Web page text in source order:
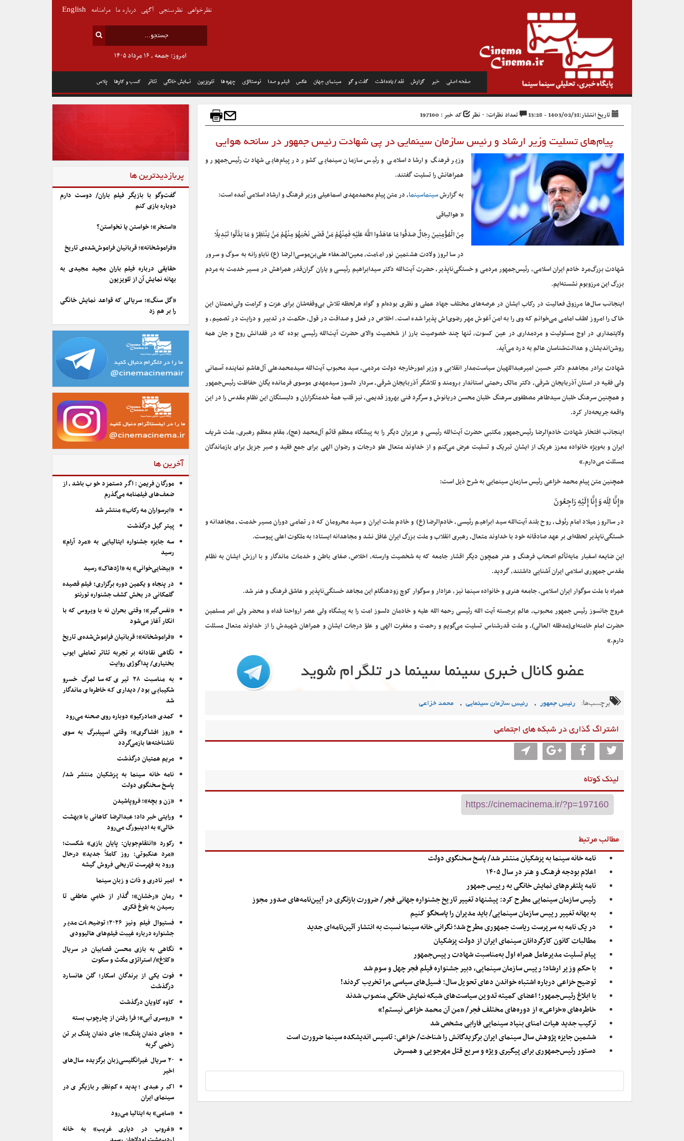
صفحه اصلی خبر گزارش نقد / یادداشت گفت و گو سینمای جهان عکس فیلم و صدا نوستالژی چهره ها تلویزیون نمایش خانگی تئاتر کسب و کارها پلاس
امروز: جمعه , ۱۶ مرداد ۱۴۰۵
نظرخواهی نظرسنجی آگهی درباره ما مرامنامه English
تاریخ انتشار:1403/02/31 - 13:28 تعداد نظرات: ۰ نظر کد خبر : 197160
پیام‌های تسلیت وزیر ارشاد و رئیس سازمان سینمایی در پی شهادت رئیس جمهور در سانحه هوایی
وزیر فرهنگ و ارشاد اسلامی و رئیس سازمان سینمایی کشور در پیام‌هایی شهادت رئیس‌جمهور و
همراهانش را تسلیت گفتند.
به گزارشسینماسینما، در متن پیام محمدمهدی اسماعیلی وزیر فرهنگ و ارشاد اسلامی آمده است:
« هوالباقی
مِنَ الْمُؤْمِنِینَ رِجَالٌ صَدَقُوا مَا عَاهَدُوا اللَّهَ عَلَیْهِ فَمِنْهُمْ مَنْ قَضَی نَحْبَهُوَ مِنْهُمْ مَنْ یَنْتَظِرُ وَ مَا بَدَّلُوا تَبْدِیلًا
در سالروز ولادت هشتمین نور امامت، معین‌الضعفاء علی‌بن‌موسی‌الرضا (ع) ناباورانه به سوگ و سرور
شهادت بزرگ‌مرد خادم ایران اسلامی، رئیس‌جمهور مردمی و خستگی‌ناپذیر، حضرت آیت‌الله دکتر سیدابراهیم رئیسی و یاران گران‌قدر همراهش در مسیر خدمت به مردم
بزرگ این مرزوبوم نشسته‌ایم.
اینجانب سال‌ها مرزوق فعالیت در رکاب ایشان در عرصه‌های مختلف جهاد عملی و نظری بوده‌ام و گواه هرلحظه تلاش بی‌وقفه‌شان برای عزت و کرامت ولی‌نعمتان این
خاک را امروز لطف امامی می‌خوانم که وی را به امن آغوش مهر رضوی‌اش پذیرا شده است. اخلاص در فعل و صداقت در قول، حکمت در تدبیر و درایت در تصمیم، و
ولایتمداری در اوج مسئولیت و مردمداری در عین کسوت، تنها چند خصوصیت بارز از شخصیت والای حضرت آیت‌الله رئیسی بوده که در فقدانش روح و جان همه
روشن‌اندیشان و عدالت‌شناسان عالم به درد می‌آید.
شهادت برادر مجاهدم دکتر حسین امیرعبداللهیان سیاست‌مدار انقلابی و وزیر امورخارجه دولت مردمی، سید محبوب آیت‌الله سیدمحمدعلی آل‌هاشم نماینده آسمانی
ولی فقیه در استان آذربایجان شرقی، دکتر مالک رحمتی استاندار برومند و تلاشگر آذربایجان شرقی، سردار دلسوز سیدمهدی موسوی فرمانده یگان حفاظت رئیس‌جمهور
و همچنین سرهنگ خلبان سیدطاهر مصطفوی سرهنگ خلبان محسن‌ دریانوش و سرگرد فنی بهروز قدیمی، نیز قلب همۀ خدمتگزاران و دلبستگان این نظام مقدس را در این
واقعه جریحه‌دار کرد.
اینجانب افتخار شهادت خادم‌الرضا رئیس‌جمهور مکتبی حضرت آیت‌الله رئیسی و عزیزان دیگر را به پیشگاه معظم قائم‌ آل‌محمد (عج)، مقام معظم رهبری، ملت شریف
ایران و به‌ویژه خانواده معزز هریک از ایشان تبریک و تسلیت عرض می‌کنم و از خداوند متعال علو درجات و رضوان الهی برای جمع فقید و صبر جزیل برای بازماندگان
مسئلت ‌می‌دارم.»
همچنین متن پیام محمد خزاعی رئیس سازمان سینمایی به شرح ذیل است:
«إِنَّا لِلَه وَ إِنَّا إِلَیْهِ رَاجِعُونَ
در سالروز میلاد امام رئوف، روح بلند آیت‌الله سید ابراهیم رئیسی، خادم‌الرضا (ع) و خادم ملت ایران و سید محرومان که در تمامی دوران مسیر خدمت، مجاهدانه و
خستگی‌ناپذیر لحظه‌ای بر عهد صادقانه خود با خداوند متعال، رهبری انقلاب و ملت بزرگ ایران غافل نشد و مجاهدانه ایستاد؛ به ملکوت اعلی پیوست.
این ضایعه اسفبار مایه‌تألم اصحاب فرهنگ و هنر همچون دیگر اقشار جامعه که به شخصیت وارسته، اخلاص، صفای باطن و خدمات ماندگار و با ارزش ایشان به نظام
مقدس جمهوری اسلامی ایران آشنایی داشتند، گردید.
همراه با ملت سوگوار ایران اسلامی، جامعه هنری و خانواده سینما نیز، عزادار و سوگوار کوچ زودهنگام این مجاهد خستگی‌ناپذیر و عاشق فرهنگ و هنر شد.
عروج جانسوز رئیس جمهور محبوب، عالم برجسته آیت الله رئیسی رحمه الله علیه و خادمان دلسوز امت را به پیشگاه ولی عصر ارواحنا فداه و محضر ولی امر مسلمین
حضرت امام خامنه‌ای(مدظله العالی)، و ملت قدرشناس تسلیت می‌گویم و رحمت و مغفرت الهی و علوّ درجات ایشان و همراهان شهیدش را از خداوند متعال مسئلت
دارم.»
برچسب‌ها: رئیس جمهور , رئیس سازمان سینمایی , محمد خزاعی
اشتراگ گذاری در شبکه های اجتماعی
لینک کوتاه
مطالب مرتبط
نامه خانه سینما به پزشکیان منتشر شد/ پاسخ سخنگوی دولت
اعلام بودجه فرهنگ و هنر در سال ۱۴۰۵
نامه پلتفرم‌های نمایش خانگی به رییس جمهور
رئیس سازمان سینمایی مطرح کرد: پیشنهاد تغییر تاریخ جشنواره جهانی فجر/ ضرورت بازنگری در آیین‌نامه‌های صدور مجوز
به بهانه تغییر رییس سازمان سینمایی/ باید مدیران را پاسخگو کنیم
در یک نامه به سرپرست ریاست جمهوری مطرح شد؛ نگرانی خانه سینما نسبت به انتشار آئین‌نامه‌ای جدید
مطالبات کانون کارگردانان سینمای ایران از دولت پزشکیان
پیام تسلیت مدیرعامل همراه اول به‌مناسبت شهادت رییس‌جمهور
با حکم وزیر ارشاد؛ رییس سازمان سینمایی، دبیر جشنواره فیلم فجر چهل و سوم شد
توضیح خزاعی درباره اشتباه خواندن دعای تحویل سال: فسیل‌های سیاسی مرا تخریب کردند!
با ابلاغ رئیس‌جمهور؛ اعضای کمیته تدوین سیاست‌های شبکه نمایش خانگی منصوب شدند
خاطره‌های «خزاعی» از دوره‌های مختلف فجر/ «من آن محمد خزاعی نیستم!»
ترکیب جدید هیات امنای بنیاد سینمایی فارابی مشخص شد
ششمین جایزه پژوهش سال سینمای ایران برگزیدگانش را شناخت/ خزاعی: تاسیس اندیشکده سینما ضرورت است
دستور رئیس‌جمهوری برای پیگیری ویژه و سریع قتل مهرجویی و همسرش
پربازدیدترین ها
گفت‌وگو با بازیگر فیلم باران/ دوست دارم
دوباره بازی کنم
«استخر»؛ خواستن یا نخواستن؟
«فراموشخانه»؛ قربانیان فراموش‌شده‌ی تاریخ
حقایقی درباره فیلم باران مجید مجیدی به
بهانه نمایش آن از تلویزیون
«گل سنگ»؛ سریالی که قواعد نمایش خانگی
را بر هم زد
آخرین ها
مورگان فریمن: اگر دستمزد خوب باشد، از
ضعف‌های فیلمنامه می‌گذرم
«ابرسواران مه رکاب» منتشر شد
پیتر گیل درگذشت
سه جایزه جشنواره ایتالیایی به «مرد آرام»
رسید
«بیضایی‌خوانی» به «اژدهاک» رسید
در پنجاه و یکمین دوره برگزاری؛ فیلم قصیده
گلمکانی در بخش کشف جشنواره تورنتو
«نفس‌گیر»؛ وقتی بحران نه با ویروس که با
انکار آغاز می‌شود
«فراموشخانه»؛ قربانیان فراموش‌شده‌ی تاریخ
نگاهی نقادانه بر تجربه تئاتر تعاملی ایوب
بختیاری/ پداگوژی روایت
به مناسبت ۲۸ تیری که سالمرگ خسرو
شکیبایی بود/ دیداری که خاطره‌ای ماندگار
شد
کمدی «مادرکیو» دوباره روی صحنه می‌رود
«روز افشاگری»؛ وقتی اسپیلبرگ به سوی
ناشناخته‌ها بازمی‌گردد
مریم همتیان درگذشت
نامه خانه سینما به پزشکیان منتشر شد/
پاسخ سخنگوی دولت
«زن و بچه»؛ فروپاشیدن
ورایتی خبر داد؛ عبدالرضا کاهانی با «بهشت
خالی» به ادینبورگ می‌رود
رکورد «انتقام‌جویان: پایان بازی» شکست؛
«مرد عنکبوتی: روز کاملاً جدید» درحال
ورود به فهرست تاریخی فروش گیشه
امیر نادری و ذات و زبان سینما
رمان «رخشان»؛ گُذار از خامیِ عاطفی تا
رسیدن به بلوغ فکری
فستیوال فیلم ونیز ۲۰۲۶؛ توضیحات مدیر
جشنواره درباره غیبت فیلم‌های هالیوودی
نگاهی به بازی محسن قصابیان در سریال
«کلاغ»/ استراتژی مکث و سکوت
فوت یکی از برندگان اسکار؛ گلن هانسارد
درگذشت
کاوه کاویان درگذشت
«روسری آبی»؛ فرا رفتن از چارچوب بسته
«جای دندان پلنگ»؛ جای دندان پلنگ بر تن
زخمی گربه
۲۰ سریال غیرانگلیسی‌زبان برگزیده سال‌های
اخیر
اکبر عبدی؛ پدیده کم‌نظیر بازیگری در
سینمای ایران
«سامی» به ایتالیا می‌رود
«غروب در دیاری غریب» به خانه